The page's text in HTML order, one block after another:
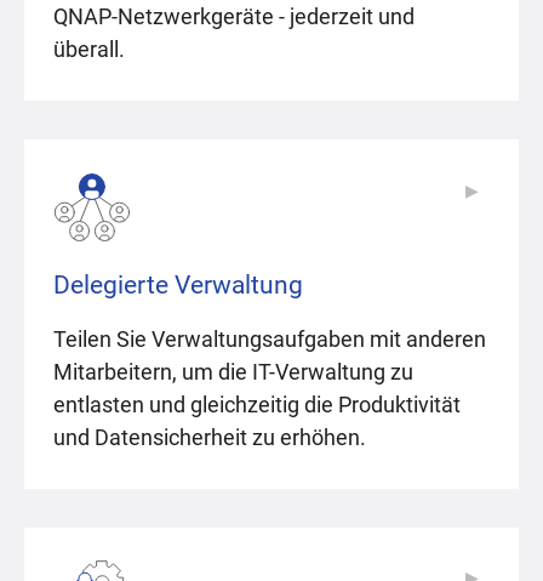
QNAP-Netzwerkgeräte - jederzeit und
überall.
Delegierte Verwaltung
Teilen Sie Verwaltungsaufgaben mit anderen
Mitarbeitern, um die IT-Verwaltung zu
entlasten und gleichzeitig die Produktivität
und Datensicherheit zu erhöhen.
▶